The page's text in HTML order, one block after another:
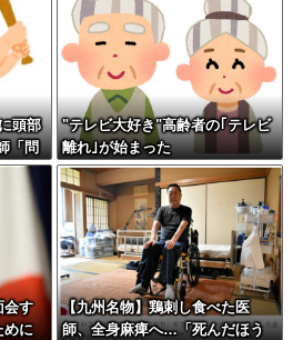
頭部
「問
像で
"テレビ大好き"高齢者の｢テレビ
離れ｣が始まった
会す
めに
【九州名物】鶏刺し食べた医
師、全身麻痺へ…「死んだほう